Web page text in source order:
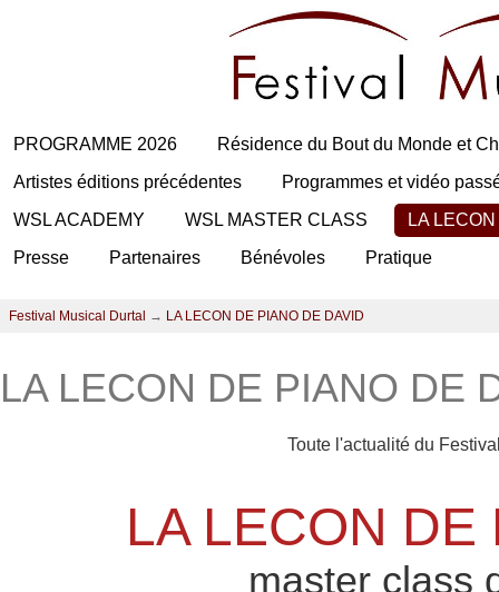
PROGRAMME 2026
Résidence du Bout du Monde et
Artistes éditions précédentes
Programmes et vidéo
WSL ACADEMY
WSL MASTER CLASS
LA
Presse
Partenaires Bénévoles Pratique
Festival Musical Durtal → LA LECON DE PIANO DE DAVID
LA LECON DE PIANO DE
Toute l'actualité du
LA LECON DE
master class